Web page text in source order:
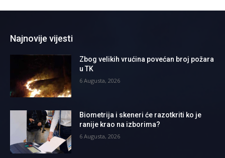
Najnovije vijesti
Zbog velikih vrućina povećan broj požara
u TK
6 Augusta, 2026
Biometrija i skeneri će razotkriti ko je
ranije krao na izborima?
6 Augusta, 2026